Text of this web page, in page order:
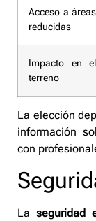
Acceso a áreas
reducidas
Impacto en el
terreno
La elección
información
con
La seguridad